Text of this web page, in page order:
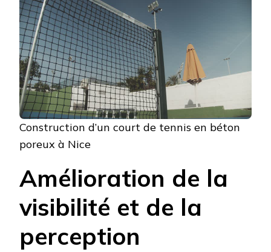
Construction d’un court de tennis en béton
poreux à Nice
Amélioration de la
visibilité et de la
perception